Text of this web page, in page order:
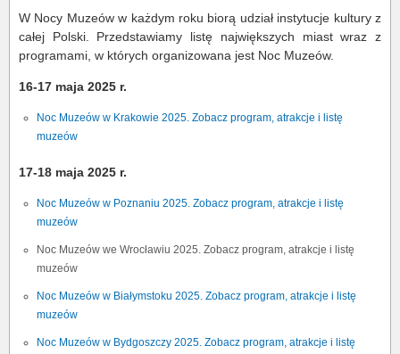
W Nocy Muzeów w każdym roku biorą udział instytucje kultury z
całej Polski. Przedstawiamy listę największych miast wraz z
programami, w których organizowana jest Noc Muzeów.
16-17 maja 2025 r.
Noc Muzeów w Krakowie 2025. Zobacz program, atrakcje i listę
muzeów
17-18 maja 2025 r.
Noc Muzeów w Poznaniu 2025. Zobacz program, atrakcje i listę
muzeów
Noc Muzeów we Wrocławiu 2025. Zobacz program, atrakcje i listę
muzeów
Noc Muzeów w Białymstoku 2025. Zobacz program, atrakcje i listę
muzeów
Noc Muzeów w Bydgoszczy 2025. Zobacz program, atrakcje i listę